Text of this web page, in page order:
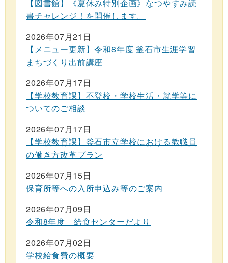
【図書館】《夏休み特別企画》なつやすみ読
書チャレンジ！を開催します。
2026年07月21日
【メニュー更新】令和8年度 釜石市生涯学習
まちづくり出前講座
2026年07月17日
【学校教育課】不登校・学校生活・就学等に
ついてのご相談
2026年07月17日
【学校教育課】釜石市立学校における教職員
の働き方改革プラン
2026年07月15日
保育所等への入所申込み等のご案内
2026年07月09日
令和8年度 給食センターだより
2026年07月02日
学校給食費の概要